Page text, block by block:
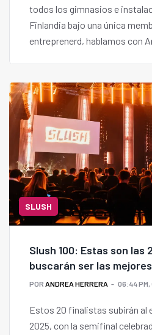
todos los gimnasios e
Finlandia bajo una única
entreprenerd, hablamos con
SLUSH
Slush 100: Estas son las
buscarán ser las
POR ANDREA HERRERA 06:44 PM,
Estos 20 finalistas subirán al
2025, con la semifinal